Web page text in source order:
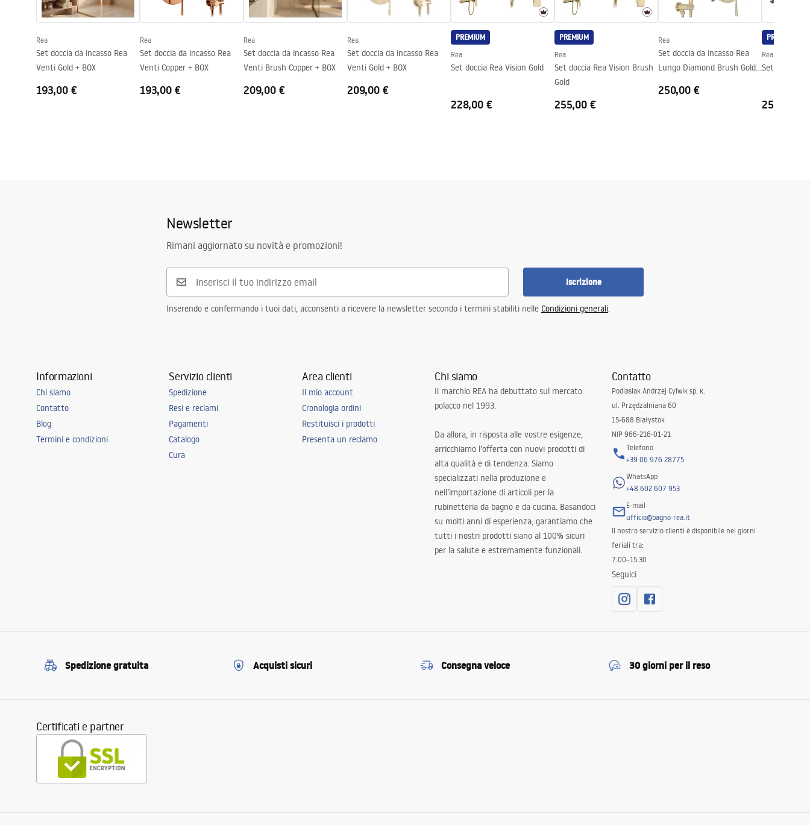
Direzione della cabina
Sinistro o destro
Garanzia
24 mesi
Rivestimento Easy Clean
Sì, su un lato del vetro
Rea
Set doccia da incasso Rea
Venti Gold + BOX
193,00 €
Rea
Set doccia da incasso Rea
Venti Copper + BOX
193,00 €
Rea
Set doccia da incasso Rea
Venti Brush Copper + BOX
209,00 €
Rea
Set doccia da incasso Rea
Venti Gold + BOX
209,00 €
PREMIUM
Rea
Set doccia Rea Vision Gold
228,00 €
PREMIUM
Rea
Set doccia Rea Vision Brush
Gold
255,00 €
Rea
Set doccia da incasso Rea
Lungo Diamond Brush Gold
250,00 €
PREMIUM
Rea
Set doccia
255,00 €
Newsletter
Rimani aggiornato su novità e promozioni!
Iscrizione
Inserendo e confermando i tuoi dati, acconsenti a ricevere la newsletter secondo i termini stabiliti nelle Condizioni generali.
Informazioni
Chi siamo
Contatto
Blog
Termini e condizioni
Servizio clienti
Spedizione
Resi e reclami
Pagamenti
Catalogo
Cura
Area clienti
Il mio account
Cronologia ordini
Restituisci i prodotti
Presenta un reclamo
Chi siamo
Il marchio REA ha debuttato sul mercato
polacco nel 1993.
Da allora, in risposta alle vostre esigenze,
arricchiamo l’offerta con nuovi prodotti di
alta qualità e di tendenza. Siamo
specializzati nella produzione e
nell’importazione di articoli per la
rubinetteria da bagno e da cucina. Basandoci
su molti anni di esperienza, garantiamo che
tutti i nostri prodotti siano al 100% sicuri
per la salute e estremamente funzionali.
Contatto
Podlasiak Andrzej Cylwik sp. k.
ul. Przędzalniana 60
15-688 Białystok
NIP 966-216-01-21
Telefono
+39 06 976 28775
WhatsApp
+48 602 607 953
E-mail
ufficio@bagno-rea.it
Il nostro servizio clienti è disponibile nei giorni
feriali tra:
7:00–15:30
Seguici
Spedizione gratuita Acquisti sicuri Consegna veloce 30 giorni per il reso
Certificati e partner